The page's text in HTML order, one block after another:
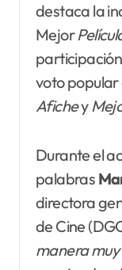
destaca la
Mejor
voto popular
Afichey
Durante el
palabras
directora
de Cine
manera muy